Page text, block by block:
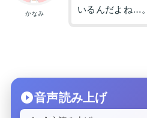
かなみ
いるんだよね…。
音声読み上げ